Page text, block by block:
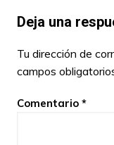
Deja una
Tu dirección de
campos
Comentario *